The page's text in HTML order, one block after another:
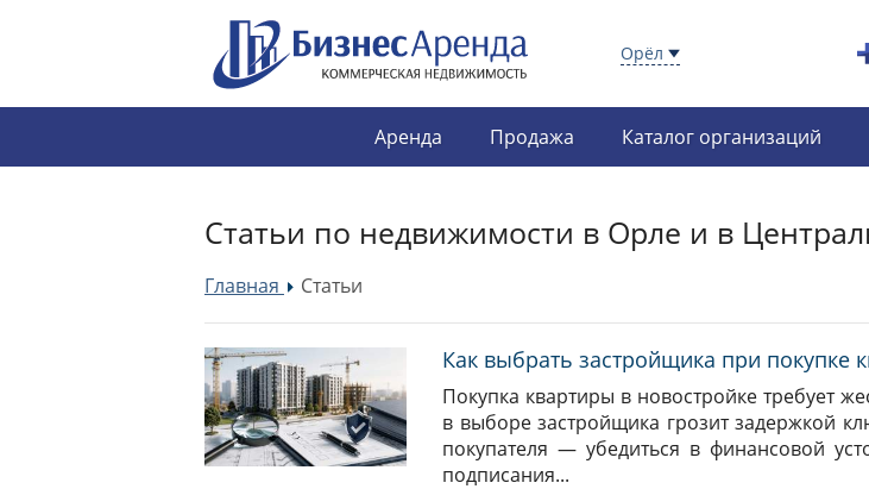
Орёл
Аренда Продажа Каталог организаций
Статьи по недвижимости в Орле и в
Главная »Статьи
Как выбрать застройщика при покупке
Покупка квартиры в новостройке требует
в выборе застройщика грозит задержкой
покупателя — убедиться в финансовой
подписания...